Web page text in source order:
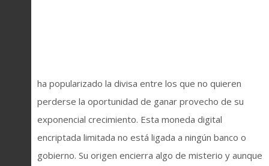
ha popularizado la divisa entre los que no quieren
perderse la oportunidad de ganar provecho de su
exponencial crecimiento. Esta moneda digital
encriptada limitada no está ligada a ningún banco o
gobierno. Su origen encierra algo de misterio y aunque